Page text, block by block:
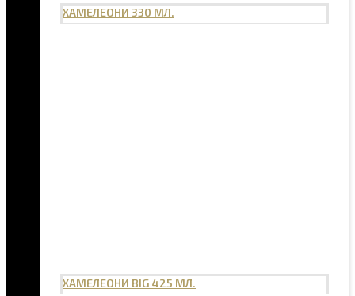
ХАМЕЛЕОНИ 330 МЛ.
ХАМЕЛЕОНИ BIG 425 МЛ.